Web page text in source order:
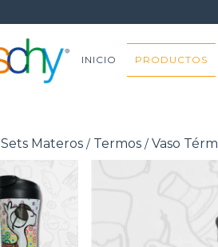
INICIO PRODUCTOS
Sets Materos / Termos / Vaso